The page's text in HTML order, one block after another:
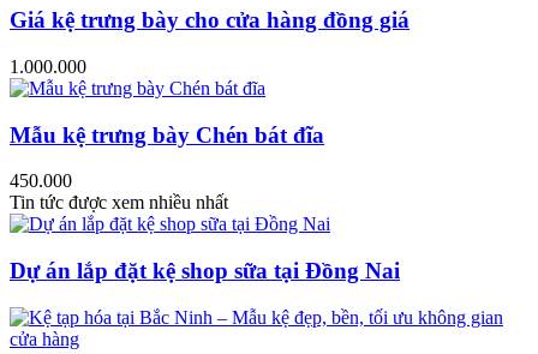
Giá kệ trưng bày cho cửa hàng đồng giá
1.000.000
Mẫu kệ trưng bày Chén bát đĩa
450.000
Tin tức được xem nhiều nhất
Dự án lắp đặt kệ shop sữa tại Đồng Nai